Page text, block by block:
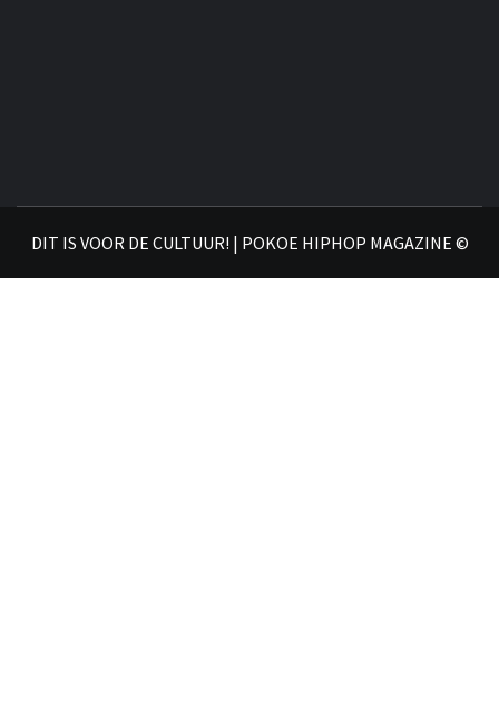
DIT IS VOOR DE CULTUUR! | POKOE HIPHOP MAGAZINE ©